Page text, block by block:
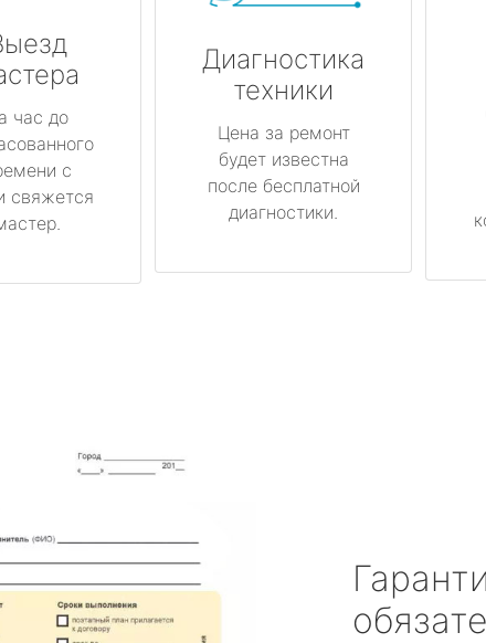
час до
с
свяжется
Диагностика
техники
Цена за ремонт
будет известна
после бесплатной
диагностики.